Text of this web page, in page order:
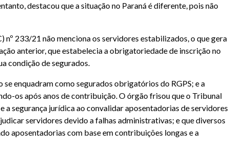
destacou que a situação no Paraná é diferente, pois não
233/21 não menciona os servidores estabilizados, o que gera
anterior, que estabelecia a obrigatoriedade de inscrição no
condição de segurados.
enquadram como segurados obrigatórios do RGPS; e a
os após anos de contribuição. O órgão frisou que o Tribunal
a segurança jurídica ao convalidar aposentadorias de servidores
servidores devido a falhas administrativas; e que diversos
aposentadorias com base em contribuições longas e a